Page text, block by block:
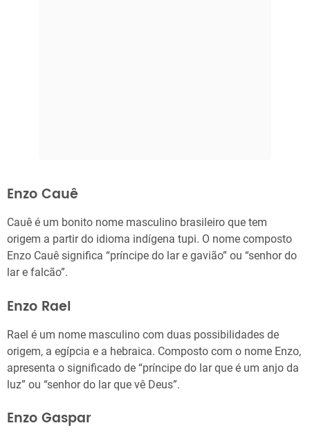
Enzo Cauê
Cauê é um bonito nome masculino brasileiro que tem
origem a partir do idioma indígena tupi. O nome composto
Enzo Cauê significa “príncipe do lar e gavião” ou “senhor do
lar e falcão”.
Enzo Rael
Rael é um nome masculino com duas possibilidades de
origem, a egípcia e a hebraica. Composto com o nome Enzo,
apresenta o significado de “príncipe do lar que é um anjo da
luz” ou “senhor do lar que vê Deus”.
Enzo Gaspar